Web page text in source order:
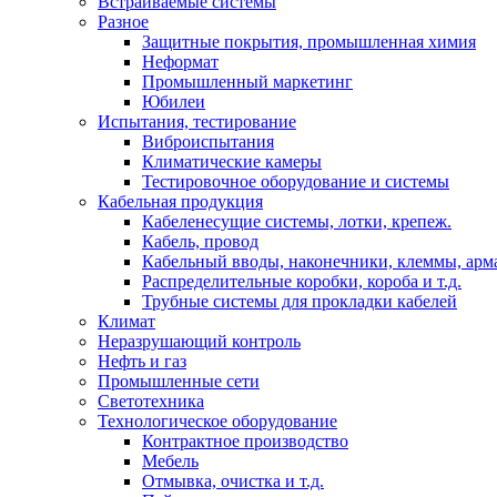
Разное
Защитные покрытия, промышленная химия
Неформат
Промышленный маркетинг
Юбилеи
Испытания, тестирование
Виброиспытания
Климатические камеры
Тестировочное оборудование и системы
Кабельная продукция
Кабеленесущие системы, лотки, крепеж.
Кабель, провод
Кабельный вводы, наконечники, клеммы,
Распределительные коробки, короба и т.д.
Трубные системы для прокладки кабелей
Климат
Неразрушающий контроль
Нефть и газ
Промышленные сети
Светотехника
Технологическое оборудование
Контрактное производство
Мебель
Отмывка, очистка и т.д.